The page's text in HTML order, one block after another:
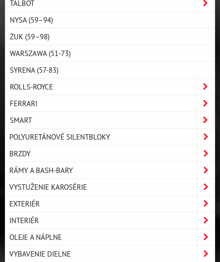
TALBOT
NYSA (59–94)
ŻUK (59–98)
WARSZAWA (51-73)
SYRENA (57-83)
ROLLS-ROYCE
FERRARI
SMART
POLYURETÁNOVÉ SILENTBLOKY
BRZDY
RÁMY A BASH-BARY
VYSTUŽENIE KAROSÉRIE
EXTERIÉR
INTERIÉR
OLEJE A NÁPLNE
VYBAVENIE DIELNE